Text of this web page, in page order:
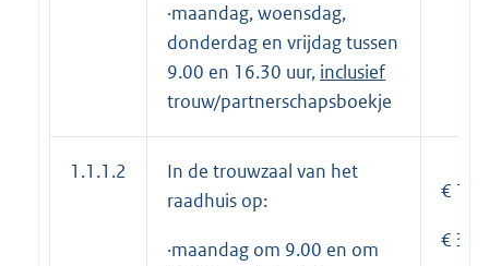
·maandag, woensdag,
donderdag en vrijdag tussen
9.00 en 16.30 uur, inclusief
trouw/partnerschapsboekje
1.1.1.2
In de trouwzaal van het
raadhuis op:
·maandag om 9.00 en om
€
€